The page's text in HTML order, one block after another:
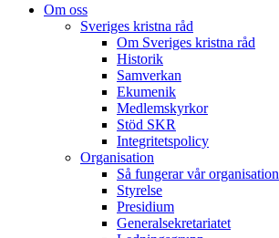
Om oss
Sveriges kristna råd
Om Sveriges kristna råd
Historik
Samverkan
Ekumenik
Medlemskyrkor
Stöd SKR
Integritetspolicy
Organisation
Så fungerar vår organisation
Styrelse
Presidium
Generalsekretariatet